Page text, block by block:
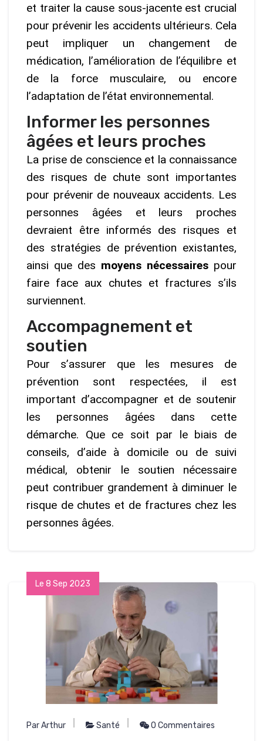
et traiter la cause sous-jacente est crucial
pour prévenir les accidents ultérieurs. Cela
peut impliquer un changement de
médication, l’amélioration de l’équilibre et
de la force musculaire, ou encore
l’adaptation de l’état environnemental.
Informer les personnes
âgées et leurs proches
La prise de conscience et la connaissance
des risques de chute sont importantes
pour prévenir de nouveaux accidents. Les
personnes âgées et leurs proches
devraient être informés des risques et
des stratégies de prévention existantes,
ainsi que des moyens nécessaires pour
faire face aux chutes et fractures s’ils
surviennent.
Accompagnement et
soutien
Pour s’assurer que les mesures de
prévention sont respectées, il est
important d’accompagner et de soutenir
les personnes âgées dans cette
démarche. Que ce soit par le biais de
conseils, d’aide à domicile ou de suivi
médical, obtenir le soutien nécessaire
peut contribuer grandement à diminuer le
risque de chutes et de fractures chez les
personnes âgées.
Le 8 Sep 2023
Par Arthur Santé 0 Commentaires